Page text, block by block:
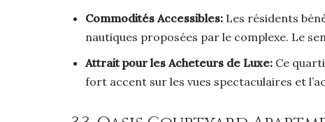
Commodités Accessibles: Les résidents
nautiques proposées par le complexe. Le
Attrait pour les Acheteurs de Luxe: Ce
fort accent sur les vues spectaculaires et